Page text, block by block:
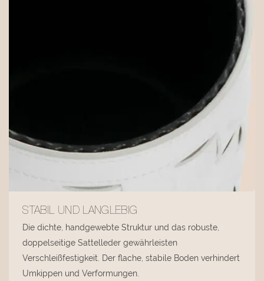
STABIL UND LANGLEBIG
Die dichte, handgewebte Struktur und das robuste,
doppelseitige Sattelleder gewährleisten
Verschleißfestigkeit. Der flache, stabile Boden verhindert
Umkippen und Verformungen.